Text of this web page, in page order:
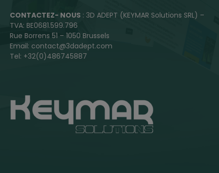
CONTACTEZ- NOUS : 3D ADEPT (KEYMAR Solutions SRL) –
TVA: BE0681.599.796
Rue Borrens 51 – 1050 Brussels
Email: contact@3dadept.com
Tel: +32(0)486745887